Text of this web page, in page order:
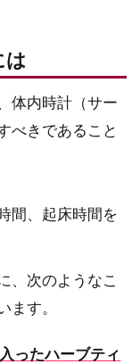
は
体内時計（サー
べきであること
間、起床時間を
、次のようなこ
ます。
ったハーブティ